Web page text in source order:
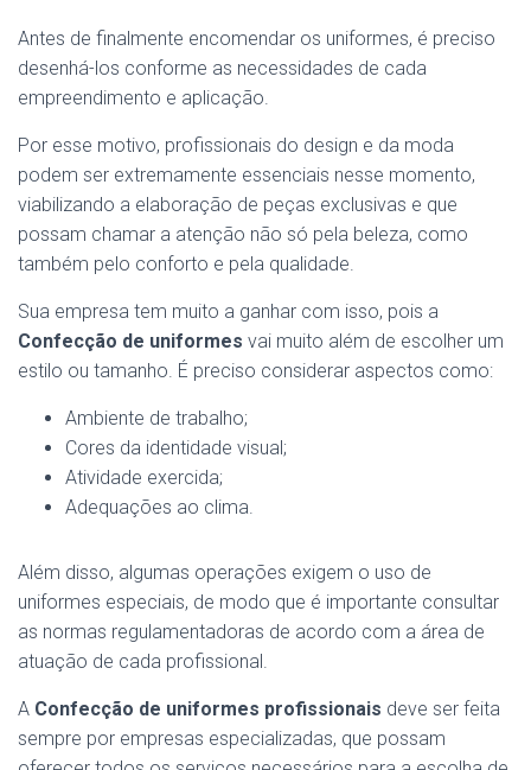
Antes de finalmente encomendar os uniformes, é preciso
desenhá-los conforme as necessidades de cada
empreendimento e aplicação.
Por esse motivo, profissionais do design e da moda
podem ser extremamente essenciais nesse momento,
viabilizando a elaboração de peças exclusivas e que
possam chamar a atenção não só pela beleza, como
também pelo conforto e pela qualidade.
Sua empresa tem muito a ganhar com isso, pois a
Confecção de uniformes vai muito além de escolher um
estilo ou tamanho. É preciso considerar aspectos como:
Ambiente de trabalho;
Cores da identidade visual;
Atividade exercida;
Adequações ao clima.
Além disso, algumas operações exigem o uso de
uniformes especiais, de modo que é importante consultar
as normas regulamentadoras de acordo com a área de
atuação de cada profissional.
A Confecção de uniformes profissionais deve ser feita
sempre por empresas especializadas, que possam